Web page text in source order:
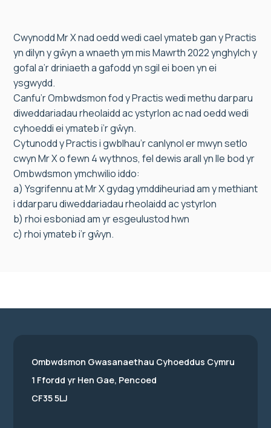
Cwynodd Mr X nad oedd wedi cael ymateb gan y Practis
yn dilyn y gŵyn a wnaeth ym mis Mawrth 2022 ynghylch y
gofal a’r driniaeth a gafodd yn sgil ei boen yn ei
ysgwydd.
Canfu’r Ombwdsmon fod y Practis wedi methu darparu
diweddariadau rheolaidd ac ystyrlon ac nad oedd wedi
cyhoeddi ei ymateb i’r gŵyn.
Cytunodd y Practis i gwblhau’r canlynol er mwyn setlo
cwyn Mr X o fewn 4 wythnos, fel dewis arall yn lle bod yr
Ombwdsmon ymchwilio iddo:
a) Ysgrifennu at Mr X gydag ymddiheuriad am y methiant
i ddarparu diweddariadau rheolaidd ac ystyrlon
b) rhoi esboniad am yr esgeulustod hwn
c) rhoi ymateb i’r gŵyn.
Ombwdsmon Gwasanaethau Cyhoeddus Cymru
1 Ffordd yr Hen Gae, Pencoed
CF35 5LJ